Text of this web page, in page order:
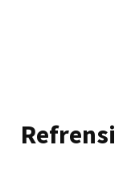
Refrensi